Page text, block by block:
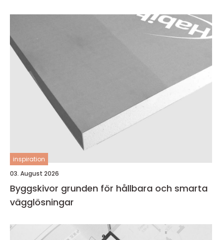
inspiration
03. August 2026
Byggskivor grunden för hållbara och smarta
vägglösningar